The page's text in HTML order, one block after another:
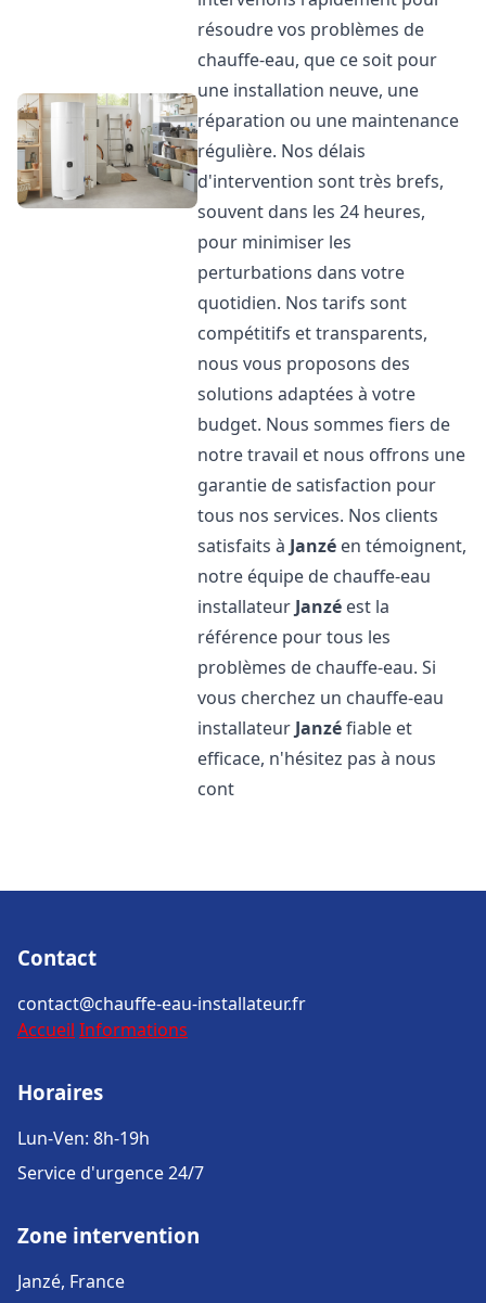
résoudre vos problèmes de
chauffe-eau, que ce soit pour
une installation neuve, une
réparation ou une maintenance
régulière. Nos délais
d'intervention sont très brefs,
souvent dans les 24 heures,
pour minimiser les
perturbations dans votre
quotidien. Nos tarifs sont
compétitifs et transparents,
nous vous proposons des
solutions adaptées à votre
budget. Nous sommes fiers de
notre travail et nous offrons une
garantie de satisfaction pour
tous nos services. Nos clients
satisfaits à Janzé en témoignent,
notre équipe de chauffe-eau
installateur Janzé est la
référence pour tous les
problèmes de chauffe-eau. Si
vous cherchez un chauffe-eau
installateur Janzéfiable et
efficace, n'hésitez pas à nous
cont
Contact
contact@chauffe-eau-installateur.fr
Accueil Informations
Horaires
Lun-Ven: 8h-19h
Service d'urgence 24/7
Zone intervention
Janzé, France